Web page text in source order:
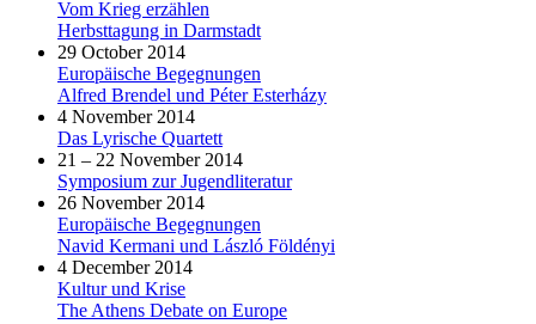
Vom Krieg erzählen
Herbsttagung in Darmstadt
29 October 2014
Europäische Begegnungen
Alfred Brendel und Péter Esterházy
4 November 2014
Das Lyrische Quartett
21 – 22 November 2014
Symposium zur Jugendliteratur
26 November 2014
Europäische Begegnungen
Navid Kermani und László Földényi
4 December 2014
Kultur und Krise
The Athens Debate on Europe